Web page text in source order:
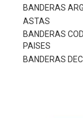
BANDERAS
ASTAS
BANDERAS
PAISES
BANDERAS